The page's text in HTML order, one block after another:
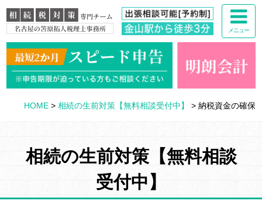
メニュー
HOME> 相続の生前対策【無料相談受付中】 > 納税資金の確保
相続の生前対策【無料相談
受付中】